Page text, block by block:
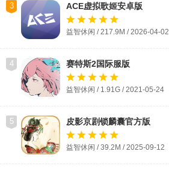
3 ACE虚拟歌姬安卓版
益智休闲 / 217.9M / 2026-04-02
4 赛特斯2国际服版
益智休闲 / 1.91G / 2021-05-24
5 皮影京剧锁麟囊官方版
益智休闲 / 39.2M / 2025-09-12